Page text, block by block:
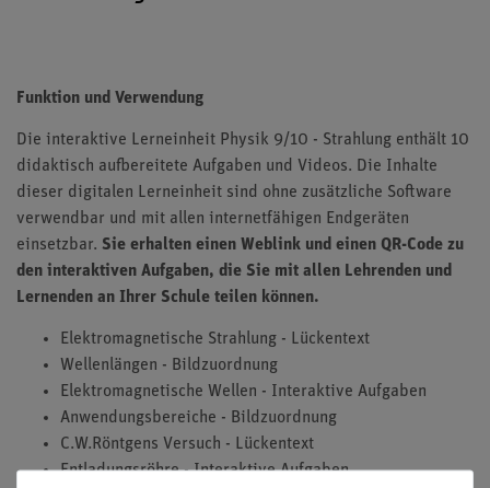
Funktion und Verwendung
Die interaktive Lerneinheit Physik 9/10 - Strahlung enthält 10
didaktisch aufbereitete Aufgaben und Videos. Die Inhalte
dieser digitalen Lerneinheit sind ohne zusätzliche Software
verwendbar und mit allen internetfähigen Endgeräten
einsetzbar. Sie erhalten einen Weblink und einen QR-Code zu
den interaktiven Aufgaben, die Sie mit allen Lehrenden und
Lernenden an Ihrer Schule teilen können.
Elektromagnetische Strahlung - Lückentext
Wellenlängen - Bildzuordnung
Elektromagnetische Wellen - Interaktive Aufgaben
Anwendungsbereiche - Bildzuordnung
C.W.Röntgens Versuch - Lückentext
Entladungsröhre - Interaktive Aufgaben